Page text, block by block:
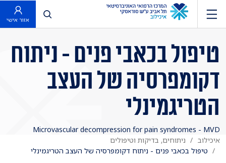
פתח חיפוש
אזור אישי
טיפול בכאבי פנים - ניתוח
דקומפרסיה של העצב
הטריגמינלי
Microvascular decompression for pain syndromes - MVD
איכילוב
ניתוחים, בדיקות וטיפולים
טיפול בכאבי פנים - ניתוח דקומפרסיה של העצב הטריגמינלי